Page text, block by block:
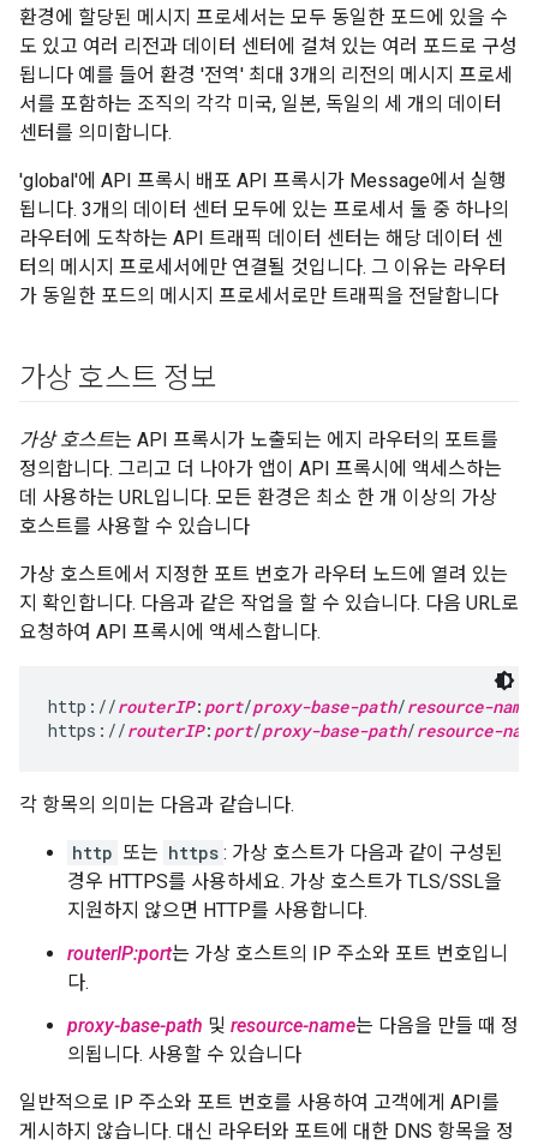
환경에 할당된 메시지 프로세서는 모두 동일한 포드에 있을 수
도 있고 여러 리전과 데이터 센터에 걸쳐 있는 여러 포드로 구성
됩니다 예를 들어 환경 '전역' 최대 3개의 리전의 메시지 프로세
서를 포함하는 조직의 각각 미국, 일본, 독일의 세 개의 데이터
센터를 의미합니다.
'global'에 API 프록시 배포 API 프록시가 Message에서 실행
됩니다. 3개의 데이터 센터 모두에 있는 프로세서 둘 중 하나의
라우터에 도착하는 API 트래픽 데이터 센터는 해당 데이터 센
터의 메시지 프로세서에만 연결될 것입니다. 그 이유는 라우터
가 동일한 포드의 메시지 프로세서로만 트래픽을 전달합니다
가상 호스트 정보
가상 호스트는 API 프록시가 노출되는 에지 라우터의 포트를
정의합니다. 그리고 더 나아가 앱이 API 프록시에 액세스하는
데 사용하는 URL입니다. 모든 환경은 최소 한 개 이상의 가상
호스트를 사용할 수 있습니다
가상 호스트에서 지정한 포트 번호가 라우터 노드에 열려 있는
지 확인합니다. 다음과 같은 작업을 할 수 있습니다. 다음 URL로
요청하여 API 프록시에 액세스합니다.
http://routerIP: port/proxy-base-path/resource-name
https://routerIP: port/proxy-base-path/resource-
각 항목의 의미는 다음과 같습니다.
http 또는 https : 가상 호스트가 다음과 같이 구성된
경우 HTTPS를 사용하세요. 가상 호스트가 TLS/SSL을
지원하지 않으면 HTTP를 사용합니다.
routerIP:port는 가상 호스트의 IP 주소와 포트 번호입니
다.
proxy-base-path 및 resource-name는 다음을 만들 때 정
의됩니다. 사용할 수 있습니다
일반적으로 IP 주소와 포트 번호를 사용하여 고객에게 API를
게시하지 않습니다. 대신 라우터와 포트에 대한 DNS 항목을 정